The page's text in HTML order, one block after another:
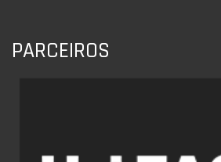
PARCEIROS